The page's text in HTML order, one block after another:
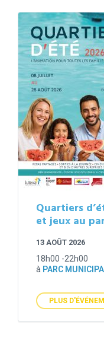
Quartiers
et jeux au
13 AOÛT 2026
18h00 -22h00
à PARC
PLUS